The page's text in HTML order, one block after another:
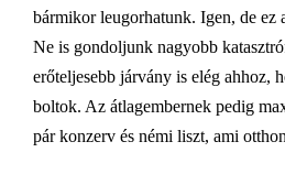
bármikor leugorhatunk. Igen, de ez
Ne is gondoljunk nagyobb
erőteljesebb járvány is elég ahhoz,
boltok. Az átlagembernek pedig
pár konzerv és némi liszt, ami